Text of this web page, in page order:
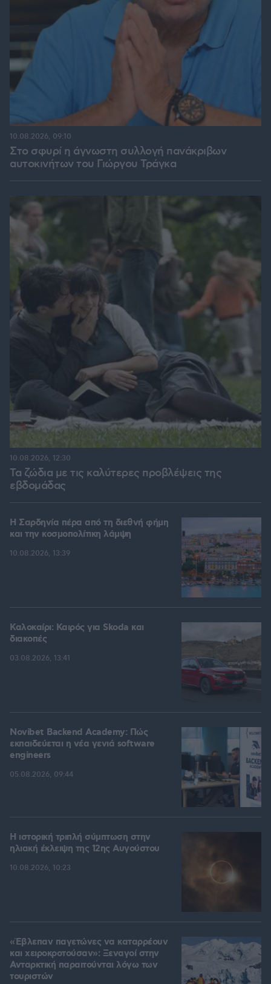
Στο σφυρί η άγνωστη συλλογή πανάκριβων
αυτοκινήτων του Γιώργου Τράγκα
10.08.2026, 09:10
Τα ζώδια με τις καλύτερες προβλέψεις της
εβδομάδας
10.08.2026, 12:30
Η Σαρδηνία πέρα από τη διεθνή φήμη
και την κοσμοπολίτικη λάμψη
10.08.2026, 13:39
Καλοκαίρι: Καιρός για Skoda και
διακοπές
03.08.2026, 13:41
Novibet Backend Academy: Πώς
εκπαιδεύεται η νέα γενιά software
engineers
05.08.2026, 09:44
Η ιστορική τριπλή σύμπτωση στην
ηλιακή έκλειψη της 12ης Αυγούστου
10.08.2026, 10:23
«Έβλεπαν παγετώνες να καταρρέουν
και χειροκροτούσαν»: Ξεναγοί στην
Ανταρκτική παραιτούνται λόγω των
τουριστών